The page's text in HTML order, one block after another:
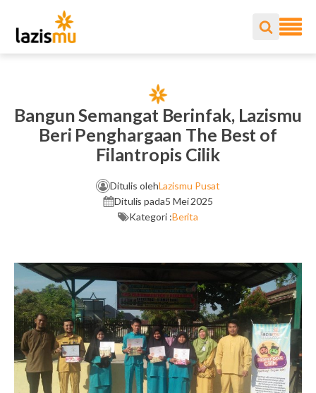
Bangun Semangat Berinfak, Lazismu
Beri Penghargaan The Best of
Filantropis Cilik
Ditulis olehLazismu Pusat
Ditulis pada5 Mei 2025
Kategori :Berita